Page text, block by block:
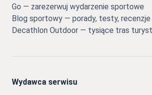
Go — zarezerwuj wydarzenie sportowe
Blog sportowy — porady, testy, recenzje
Decathlon Outdoor — tysiące tras
Wydawca serwisu